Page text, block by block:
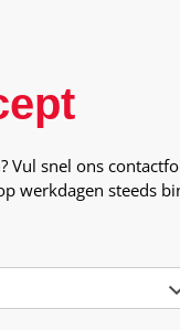
Vul snel ons
werkdagen steeds